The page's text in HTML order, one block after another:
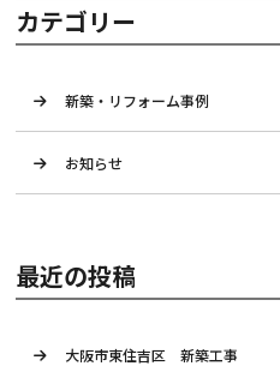
カテゴリー
新築・リフォーム事例
お知らせ
最近の投稿
大阪市東住吉区 新築工事